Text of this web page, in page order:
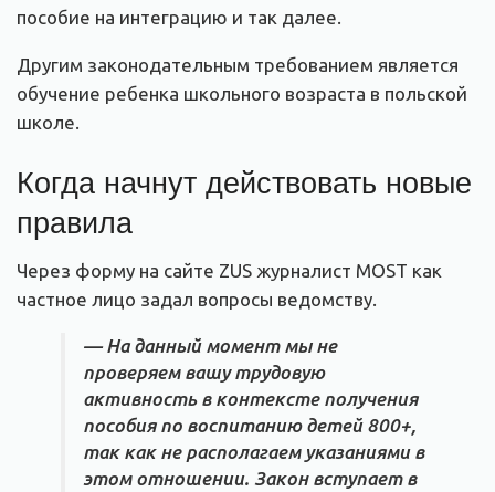
пособие на интеграцию и так далее.
Другим законодательным требованием является
обучение ребенка школьного возраста в польской
школе.
Когда начнут действовать новые
правила
Через форму на сайте ZUS журналист MOST как
частное лицо задал вопросы ведомству.
— На данный момент мы не
проверяем вашу трудовую
активность в контексте получения
пособия по воспитанию детей 800+,
так как не располагаем указаниями в
этом отношении. Закон вступает в